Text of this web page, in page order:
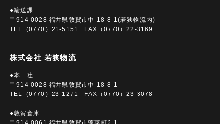
●輸送課
〒914-0028 福井県敦賀市中 18-8-1(若狭物流内)
TEL（0770）21-5151 FAX（0770）22-3169
株式会社 若狭物流
●本 社
〒914-0028 福井県敦賀市中 18-8-1
TEL（0770）23-1271 FAX（0770）23-3078
●敦賀倉庫
〒914-0061 福井県敦賀市蓬莱町2-1